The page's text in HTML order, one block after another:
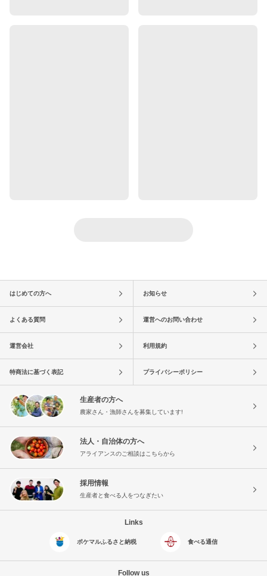
はじめての方へ お知らせ
よくある質問 運営へのお問い合わせ
運営会社 利用規約
特商法に基づく表記 プライバシーポリシー
生産者の方へ
農家さん・漁師さんを募集しています!
法人・自治体の方へ
アライアンスのご相談はこちらから
採用情報
生産者と食べる人をつなぎたい
Links
ポケマルふるさと納税 食べる通信
Follow us